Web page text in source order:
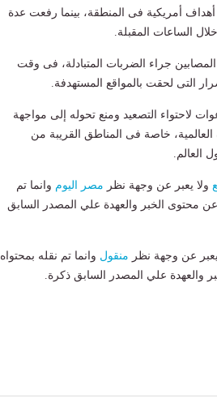
أمريكية فى المنطقة، بينما رفعت عدة
الساعات المقبلة.
جراء الضربات المتبادلة، فى وقت
التى لحقت بالمواقع المستهدفة.
لاحتواء التصعيد ومنع تحوله إلى مواجهة
خاصة فى المناطق القريبة من
العالم.
ولا يعبر عن وجهة نظر مصر اليوم وانما تم
محتوى الخبر والعهدة علي المصدر السابق
يعبر عن وجهة نظر منقول وانما تم نقله بمحتواه
والعهدة علي المصدر السابق ذكرة.